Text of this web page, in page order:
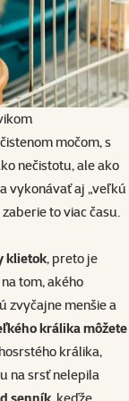
močom, s
nečistotu, ale ako
vykonávať aj „veľkú
to viac času.
klietok, preto je
na tom, akého
zvyčajne menšie a
králika môžete
králika,
na srsť nelepila
senník , keďže